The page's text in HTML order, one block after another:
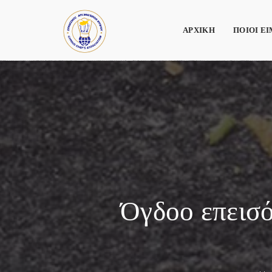
ΑΡΧΙΚΗ ΠΟΙΟΙ
Όγδοο